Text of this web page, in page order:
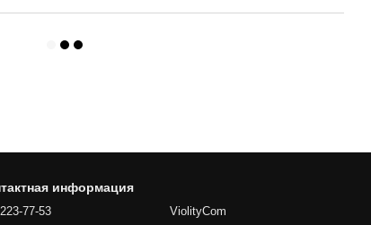
информация
77-53
ViolityCom